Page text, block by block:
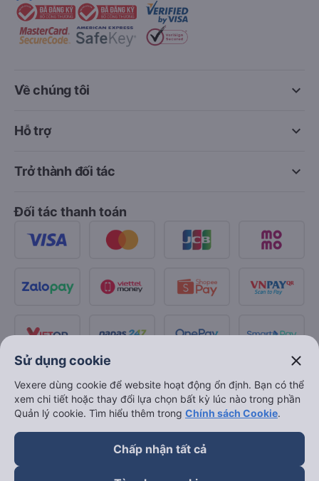
keyboard_arrow_down
Về chúng tôi
keyboard_arrow_down
Hỗ trợ
keyboard_arrow_down
Trở thành đối tác
Đối tác thanh toán
Sử dụng cookie close
Vexere dùng cookie để website hoạt động ổn định. Bạn có thể
xem chi tiết hoặc thay đổi lựa chọn bất kỳ lúc nào trong phần
Quản lý cookie. Tìm hiểu thêm trong Chính sách Cookie.
Chấp nhận tất cả